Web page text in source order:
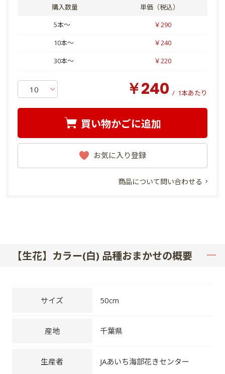
購入数量
単価（税込）
5本～
￥290
10本～
￥240
30本～
￥220
￥240 / 1本あたり
買い物かごに追加
お気に入り登録
商品について問い合わせる
【生花】カラー(白) 品種おまかせの概要
サイズ 50cm
産地 千葉県
生産者 JAあいち海部花きセンター